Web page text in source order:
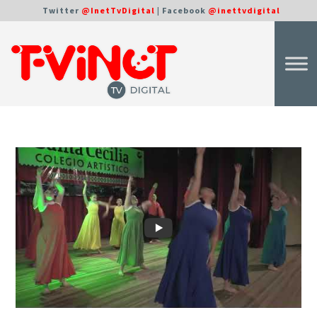
Twitter @InetTvDigital | Facebook @inettvdigital